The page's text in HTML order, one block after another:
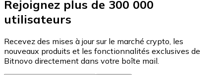
Rejoignez plus de 300 000
utilisateurs
Recevez des mises à jour sur le marché crypto, les
nouveaux produits et les fonctionnalités exclusives de
Bitnovo directement dans votre boîte mail.